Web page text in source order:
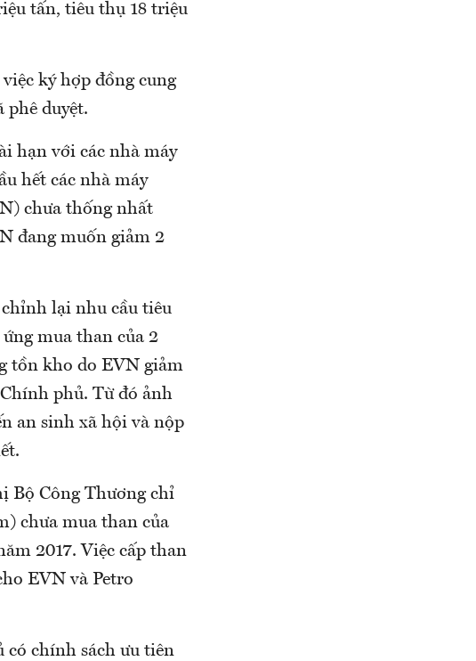
tấn, tiêu thụ 18 triệu
ký hợp đồng cung
phê duyệt.
hạn với các nhà máy
hết các nhà máy
chưa thống nhất
đang muốn giảm 2
chỉnh lại nhu cầu tiêu
mua than của 2
tồn kho do EVN giảm
phủ. Từ đó ảnh
an sinh xã hội và nộp
Bộ Công Thương chỉ
chưa mua than của
2017. Việc cấp than
EVN và Petro
có chính sách ưu tiên